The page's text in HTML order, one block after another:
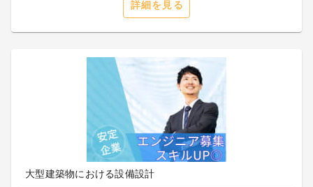
詳細を見る
大型建築物における設備設計